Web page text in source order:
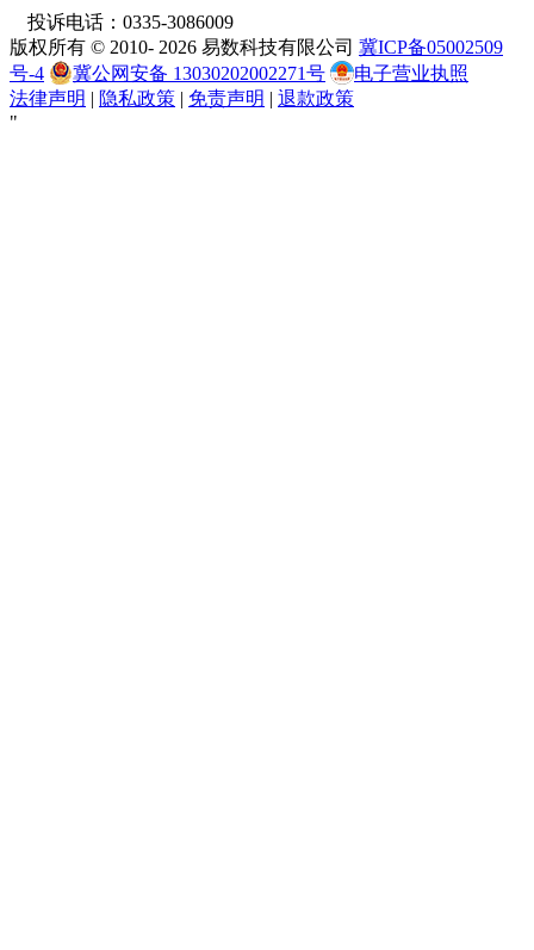
投诉电话：0335-3086009
版权所有 © 2010- 2026 易数科技有限公司 冀ICP备05002509
号-4
冀公网安备 13030202002271号
电子营业执照
法律声明 | 隐私政策 | 免责声明 | 退款政策
"